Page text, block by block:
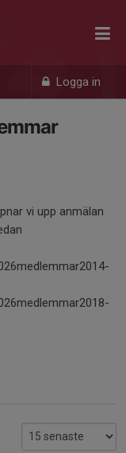
Logga in
vi upp anmälan